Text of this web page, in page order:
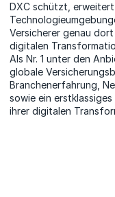
DXC schützt,
Versicherer genau
digitalen
Als Nr. 1 unter den
globale
Branchenerfahrung,
sowie ein
ihrer digitalen